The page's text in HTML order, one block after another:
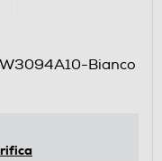
Bianco